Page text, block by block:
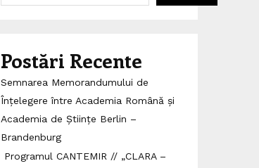
Postări Recente
Semnarea Memorandumului de
Înțelegere între Academia Română și
Academia de Științe Berlin –
Brandenburg
Programul CANTEMIR // „CLARA –